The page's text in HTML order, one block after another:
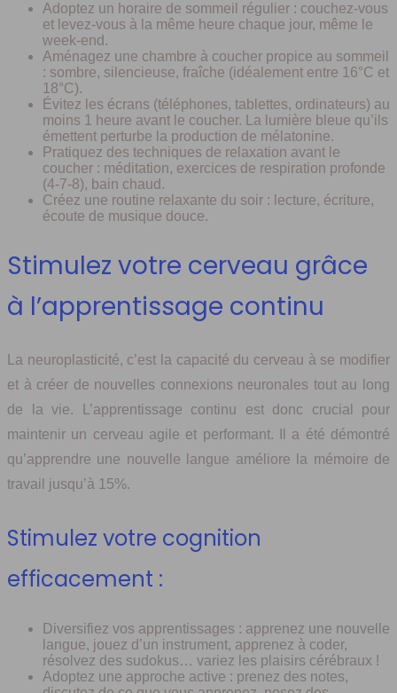
Adoptez un horaire de sommeil régulier : couchez-vous
et levez-vous à la même heure chaque jour, même le
week-end.
Aménagez une chambre à coucher propice au sommeil
: sombre, silencieuse, fraîche (idéalement entre 16°C et
18°C).
Évitez les écrans (téléphones, tablettes, ordinateurs) au
moins 1 heure avant le coucher. La lumière bleue qu’ils
émettent perturbe la production de mélatonine.
Pratiquez des techniques de relaxation avant le
coucher : méditation, exercices de respiration profonde
(4-7-8), bain chaud.
Créez une routine relaxante du soir : lecture, écriture,
écoute de musique douce.
Stimulez votre cerveau grâce
à l’apprentissage continu
La neuroplasticité, c’est la capacité du cerveau à se modifier
et à créer de nouvelles connexions neuronales tout au long
de la vie. L’apprentissage continu est donc crucial pour
maintenir un cerveau agile et performant. Il a été démontré
qu’apprendre une nouvelle langue améliore la mémoire de
travail jusqu’à 15%.
Stimulez votre cognition
efficacement :
Diversifiez vos apprentissages : apprenez une nouvelle
langue, jouez d’un instrument, apprenez à coder,
résolvez des sudokus… variez les plaisirs cérébraux !
Adoptez une approche active : prenez des notes,